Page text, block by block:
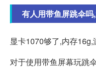
有人用带鱼屏跳伞
显卡1070够了,内存16g,
对于使用带鱼屏幕玩跳